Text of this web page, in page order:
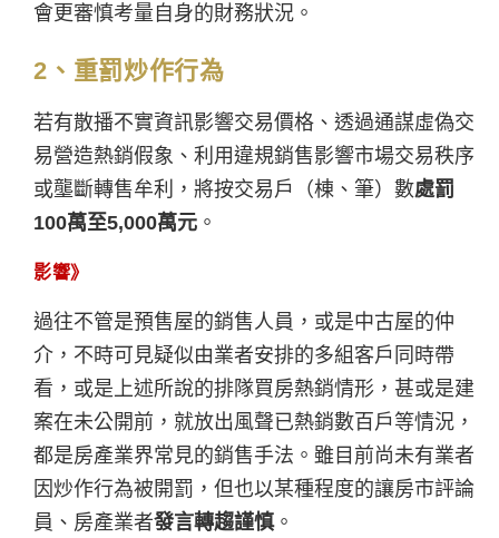
會更審慎考量自身的財務狀況。
2、重罰炒作行為
若有散播不實資訊影響交易價格、透過通謀虛偽交
易營造熱銷假象、利用違規銷售影響市場交易秩序
或壟斷轉售牟利，將按交易戶（棟、筆）數處罰
100萬至5,000萬元 。
影響》
過往不管是預售屋的銷售人員，或是中古屋的仲
介，不時可見疑似由業者安排的多組客戶同時帶
看，或是上述所說的排隊買房熱銷情形，甚或是建
案在未公開前，就放出風聲已熱銷數百戶等情況，
都是房產業界常見的銷售手法。雖目前尚未有業者
因炒作行為被開罰，但也以某種程度的讓房市評論
員、房產業者發言轉趨謹慎。